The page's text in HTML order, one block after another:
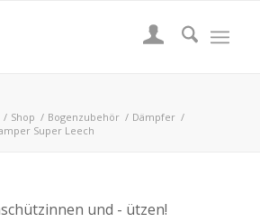
/ Shop / Bogenzubehör / Dämpfer /
Super Leech
und - ützen!